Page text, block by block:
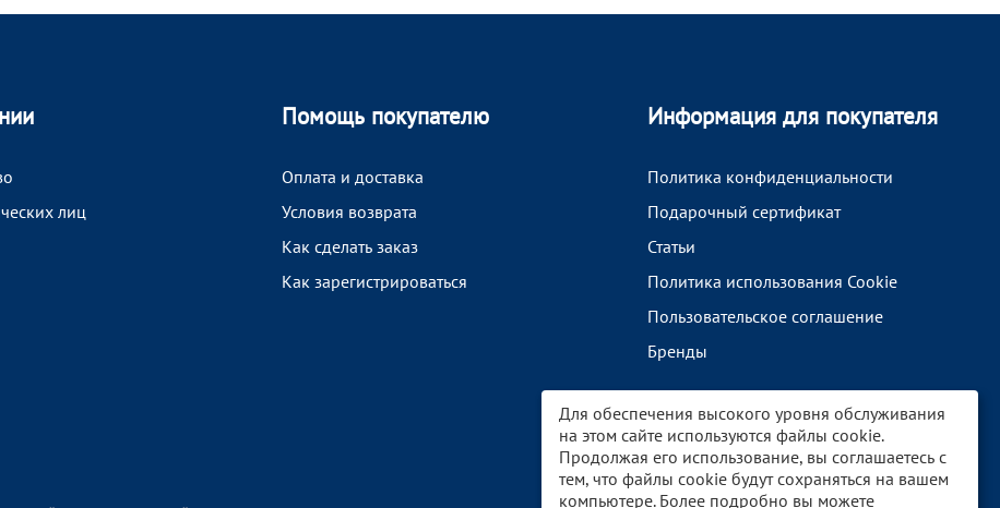
лиц
Помощь покупателю
Оплата и доставка
Условия возврата
Как сделать заказ
Как зарегистрироваться
Информация для покупателя
Политика конфиденциальности
Подарочный сертификат
Статьи
Политика использования Cookie
Пользовательское соглашение
Бренды
Для обеспечения высокого уровня обслуживания
на этом сайте используются файлы cookie.
Продолжая его использование, вы соглашаетесь с
тем, что файлы cookie будут сохраняться на вашем
компьютере. Более подробно вы можете